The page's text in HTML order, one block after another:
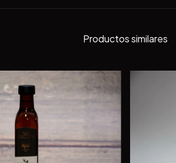
Productos similares